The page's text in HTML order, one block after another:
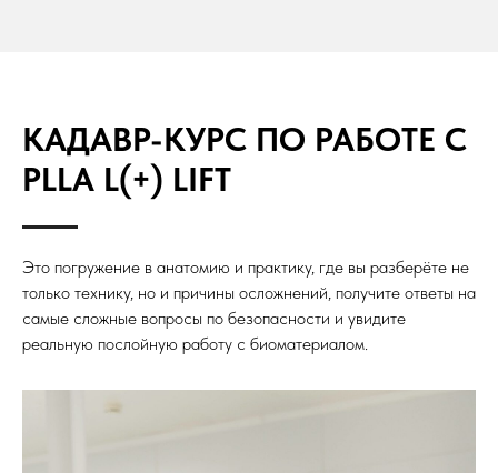
КАДАВР-КУРС ПО РАБОТЕ С
PLLA L(+) LIFT
Это погружение в анатомию и практику, где вы разберёте не
только технику, но и причины осложнений, получите ответы на
самые сложные вопросы по безопасности и увидите
реальную послойную работу с биоматериалом.